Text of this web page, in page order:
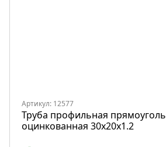
Артикул: 12577
Труба профильная
оцинкованная 30х20х1.2